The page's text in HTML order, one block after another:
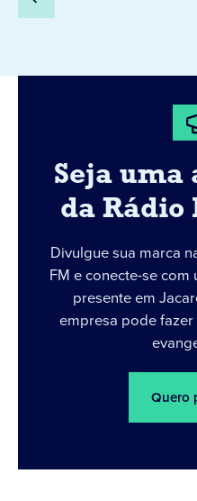
Seja uma
da Rádio
Divulgue sua marca
FM e conecte-se
presente em
empresa pode
Quero